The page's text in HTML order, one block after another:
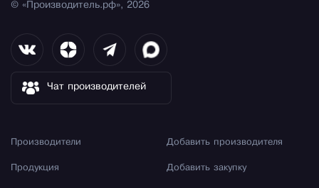
© «Производитель.рф», 2026
Чат производителей
Производители
Продукция
Добавить производителя
Добавить закупку